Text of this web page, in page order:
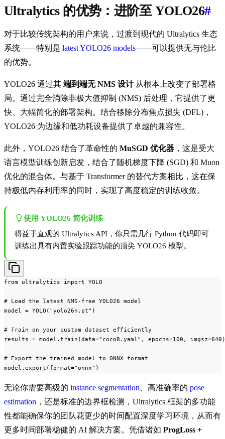
Ultralytics 的优势：进阶至 YOLO26#
对于比较传统架构的用户来说，过渡到现代的 Ultralytics 生态
系统——特别是 latest YOLO26 models——可以提供无与伦比
的优势。
YOLO26 通过其 端到端无 NMS 设计从根本上改变了部署格
局。通过完全消除非极大值抑制 (NMS) 后处理，它提供了更
快、大幅简化的部署架构。结合移除分布焦点损失 (DFL)，
YOLO26 为边缘和低功耗设备提供了卓越的兼容性。
此外，YOLO26 结合了革命性的 MuSGD 优化器 ，这是受大
语言模型训练创新启发，结合了随机梯度下降 (SGD) 和 Muon
优化的混合体。与基于 Transformer 的替代方案相比，这在保
持极低内存利用率的同时，实现了高度稳定的训练收敛。
使用 YOLO26 简化训练
得益于直观的 Ultralytics API，你只需几行 Python 代码即可
训练出具有内置实验跟踪功能的顶尖 YOLO26 模型。
from ultralytics import YOLO
# Load the latest NMS-free YOLO26 model
model = YOLO("yolo26n.pt")
# Train on your custom dataset efficiently
results = model.train(data="coco8.yaml", epochs=100, imgsz=640)
# Export the trained model to ONNX format
model.export(format="onnx")
无论你需要高级的 instance segmentation 、高准确率的 pose
estimation ，还是标准的边界框检测，Ultralytics 框架的多功能
性都能确保你的团队花更少的时间配置深度学习环境，从而有
更多时间部署稳健的 AI 解决方案。凭借诸如 ProgLoss +